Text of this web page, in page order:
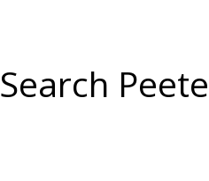
Search